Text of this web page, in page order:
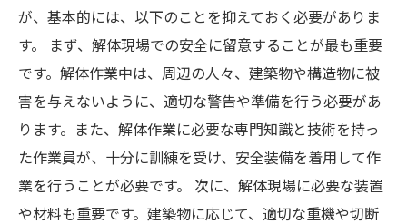
が、基本的には、以下のことを抑えておく必要がありま
す。 まず、解体現場での安全に留意することが最も重要
です。解体作業中は、周辺の人々、建築物や構造物に被
害を与えないように、適切な警告や準備を行う必要があ
ります。また、解体作業に必要な専門知識と技術を持っ
た作業員が、十分に訓練を受け、安全装備を着用して作
業を行うことが必要です。 次に、解体現場に必要な装置
や材料も重要です。建築物に応じて、適切な重機や切断